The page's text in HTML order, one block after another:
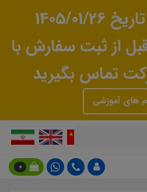
قیمت ها در تاریخ 1405/01/26
از ثبت سفارش با
تماس بگیرید
های آموزشی
0